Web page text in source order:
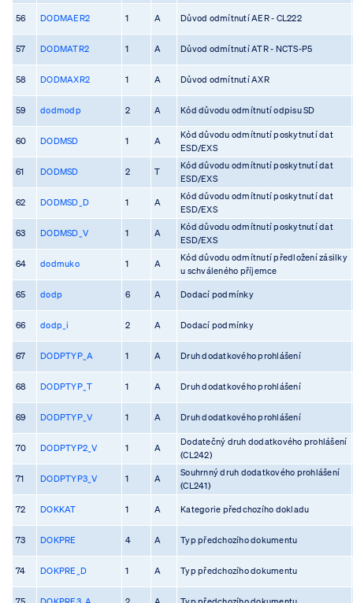
56 DODMAER2 1 A Důvod odmítnutí AER - CL222
57 DODMATR2 1 A Důvod odmítnutí ATR - NCTS-P5
58 DODMAXR2 1 A Důvod odmítnutí AXR
59 dodmodp 2 A Kód důvodu odmítnutí odpisu SD
60 DODMSD 1 A
Kód důvodu odmítnutí poskytnutí dat
ESD/EXS
61 DODMSD 2 T
Kód důvodu odmítnutí poskytnutí dat
ESD/EXS
62 DODMSD_D 1 A
Kód důvodu odmítnutí poskytnutí dat
ESD/EXS
63 DODMSD_V 1 A
Kód důvodu odmítnutí poskytnutí dat
ESD/EXS
64 dodmuko 1 A
Kód důvodu odmítnutí předložení zásilky
u schváleného příjemce
65 dodp 6 A Dodací podmínky
66 dodp_i 2 A Dodací podmínky
67 DODPTYP_A 1 A Druh dodatkového prohlášení
68 DODPTYP_T 1 A Druh dodatkového prohlášení
69 DODPTYP_V 1 A Druh dodatkového prohlášení
70 DODPTYP2_V 1 A
Dodatečný druh dodatkového prohlášení
(CL242)
71 DODPTYP3_V 1 A
Souhrnný druh dodatkového prohlášení
(CL241)
72 DOKKAT 1 A Kategorie předchozího dokladu
73 DOKPRE 4 A Typ předchozího dokumentu
74 DOKPRE_D 1 A Typ předchozího dokumentu